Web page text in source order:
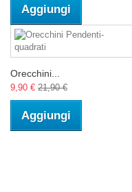
Aggiungi
Orecchini...
9,90 € 21,90 €
Aggiungi